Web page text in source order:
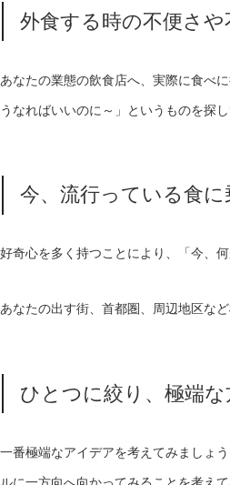
外食する時の不便さ
あなたの業態の飲食店へ、実際に食べ
うなればいいのに～」というものを探し
今、流行っている食に
好奇心を多く持つことにより、「今、
あなたの出す街、首都圏、周辺地区な
ひとつに絞り、極端な
一番極端なアイデアを考えてみましょ
ルに一方向へ向かってみることを考えて